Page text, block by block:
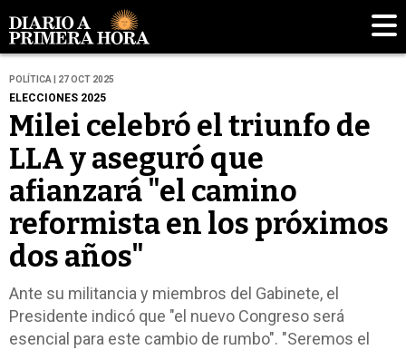
POLÍTICA | 27 OCT 2025
ELECCIONES 2025
Milei celebró el triunfo de
LLA y aseguró que
afianzará "el camino
reformista en los próximos
dos años"
Ante su militancia y miembros del Gabinete, el
Presidente indicó que "el nuevo Congreso será
esencial para este cambio de rumbo". "Seremos el